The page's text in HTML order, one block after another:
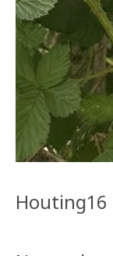
Houting16